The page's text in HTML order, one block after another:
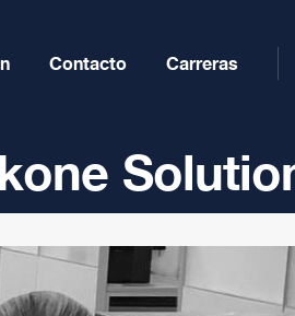
Contacto Carreras